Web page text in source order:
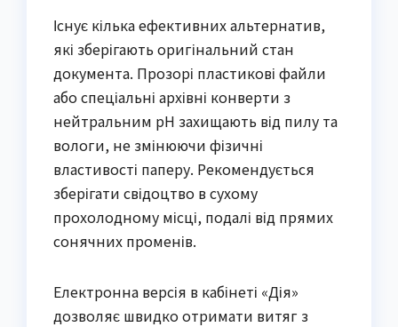
Існує кілька ефективних альтернатив,
які зберігають оригінальний стан
документа. Прозорі пластикові файли
або спеціальні архівні конверти з
нейтральним pH захищають від пилу та
вологи, не змінюючи фізичні
властивості паперу. Рекомендується
зберігати свідоцтво в сухому
прохолодному місці, подалі від прямих
сонячних променів.
Електронна версія в кабінеті «Дія»
дозволяє швидко отримати витяг з